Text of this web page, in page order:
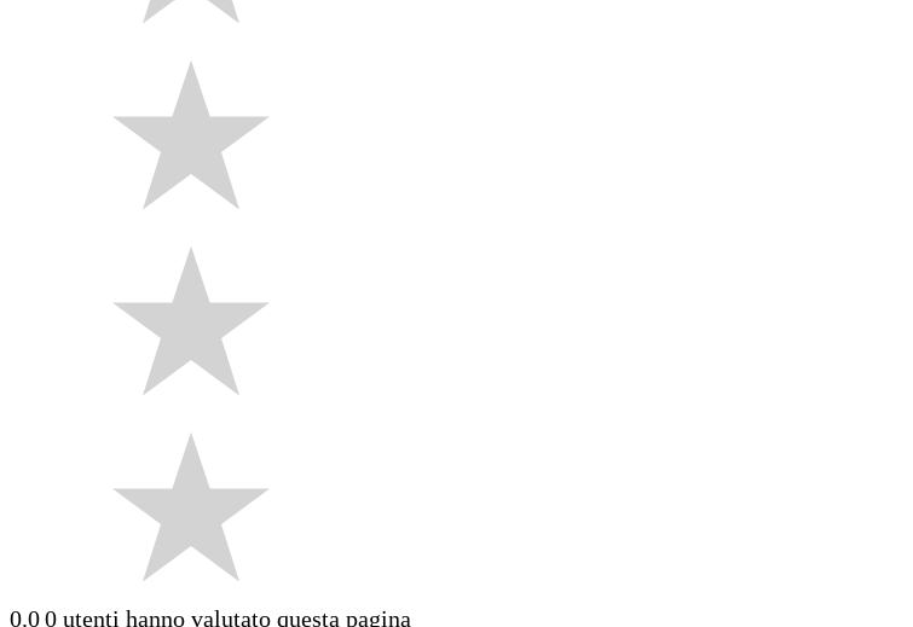
0.00 utenti hanno valutato questa pagina